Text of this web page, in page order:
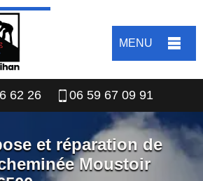
MENU
62 26 06 59 67 09 91
et réparation de
Moustoir